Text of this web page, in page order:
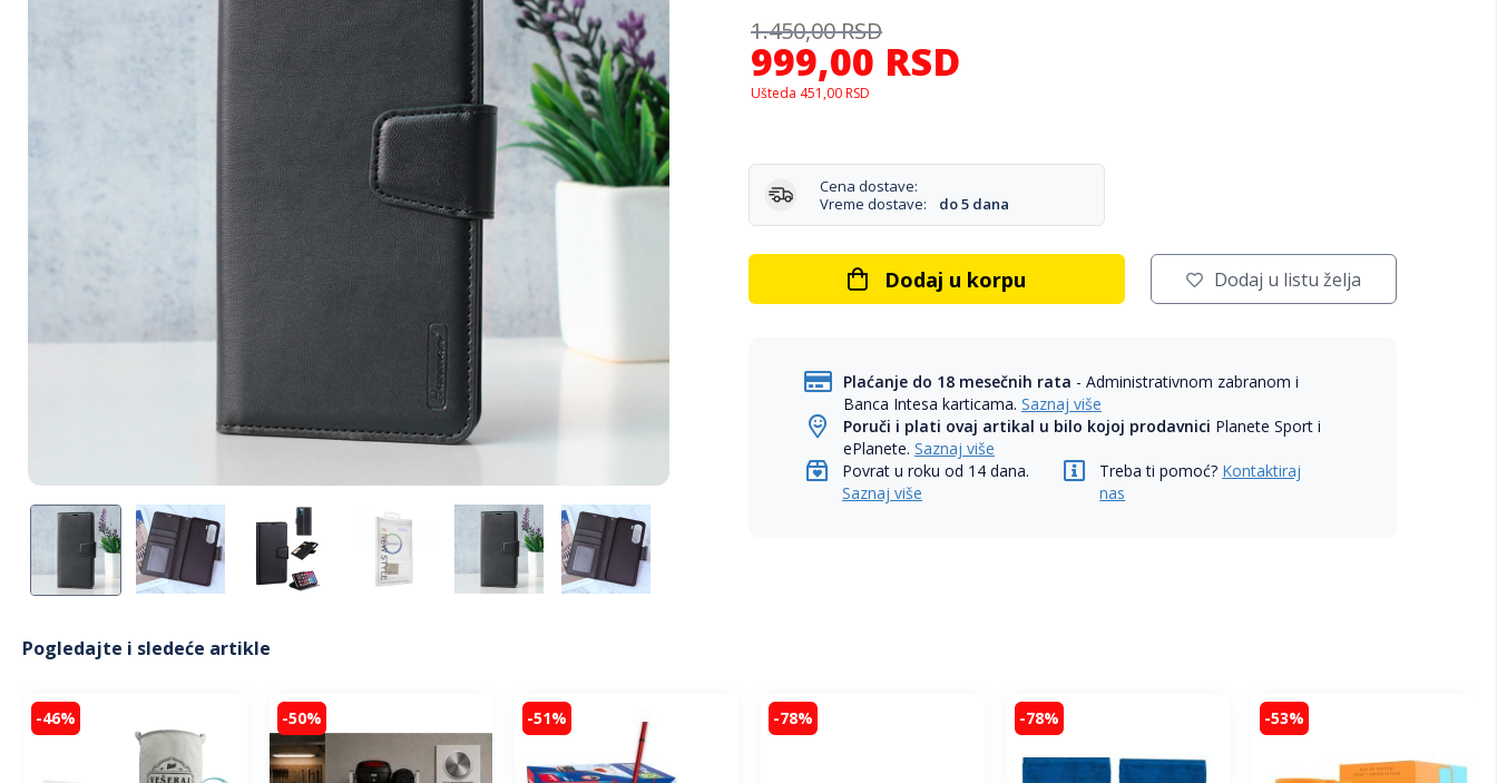
999,00 RSD
1.450,00RSD
Ušteda 451,00 RSD
Cena dostave:
Vreme dostave:
do 5 dana
Dodaj u korpu Dodaj u listu želja
Plaćanje do 18 mesečnih rata - Administrativnom zabranom i
Banca Intesa karticama.Saznaj više
Poruči i plati ovaj artikal u bilo kojoj prodavnici Planete Sport i
ePlanete.Saznaj više
Povrat u roku od 14 dana.
Saznaj više
Treba ti pomoć? Kontaktiraj
nas
Pogledajte i sledeće artikle
-46% -50% -51% -78% -78% -53%